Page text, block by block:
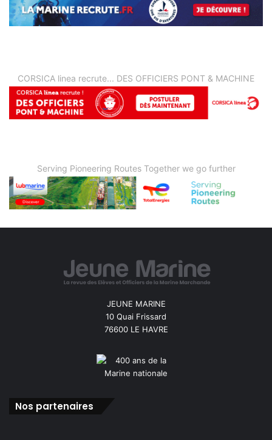
CORSICA linea recrute... DES OFFICIERS PONT & MACHINE
Serving Pioneering Routes Together we go further
JEUNE MARINE
10 Quai Frissard
76600 LE HAVRE
Nos partenaires